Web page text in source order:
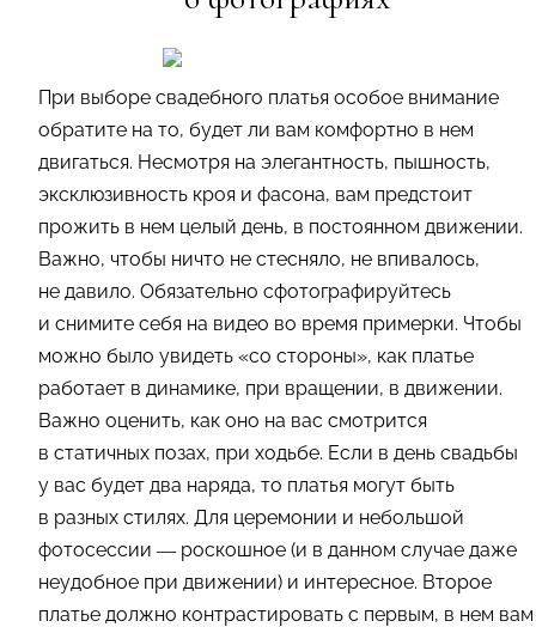
При выборе свадебного платья особое внимание
обратите на то, будет ли вам комфортно в нем
двигаться. Несмотря на элегантность, пышность,
эксклюзивность кроя и фасона, вам предстоит
прожить в нем целый день, в постоянном движении.
Важно, чтобы ничто не стесняло, не впивалось,
не давило. Обязательно сфотографируйтесь
и снимите себя на видео во время примерки. Чтобы
можно было увидеть «со стороны», как платье
работает в динамике, при вращении, в движении.
Важно оценить, как оно на вас смотрится
в статичных позах, при ходьбе. Если в день свадьбы
у вас будет два наряда, то платья могут быть
в разных стилях. Для церемонии и небольшой
фотосессии — роскошное (и в данном случае даже
неудобное при движении) и интересное. Второе
платье должно контрастировать с первым, в нем вам